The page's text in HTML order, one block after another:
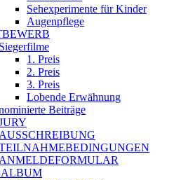
Sehexperimente für Kinder
Augenpflege
Siegerfilme
1. Preis
2. Preis
3. Preis
Lobende Erwähnung
Beiträge
AUSSCHREIBUNG
ANMELDEFORMULAR